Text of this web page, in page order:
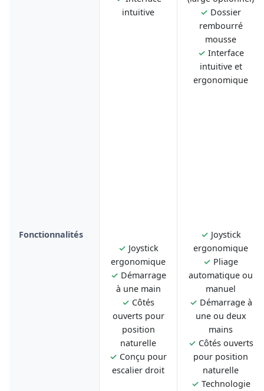
intuitive
✓ Dossier
rembourré
mousse
✓ Interface
intuitive et
ergonomique
Fonctionnalités
✓ Joystick
ergonomique
✓ Démarrage
à une main
✓ Côtés
ouverts pour
position
naturelle
✓ Conçu pour
escalier droit
✓ Joystick
ergonomique
✓ Pliage
automatique ou
manuel
✓ Démarrage à
une ou deux
mains
✓ Côtés ouverts
pour position
naturelle
✓ Technologie